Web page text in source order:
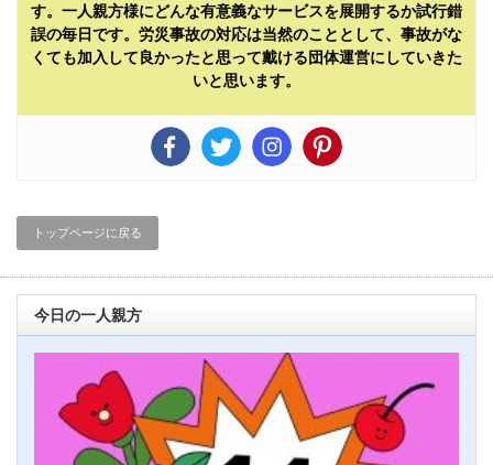
す。一人親方様にどんな有意義なサービスを展開するか試行錯
誤の毎日です。労災事故の対応は当然のこととして、事故がな
くても加入して良かったと思って戴ける団体運営にしていきた
いと思います。
トップページに戻る
今日の一人親方